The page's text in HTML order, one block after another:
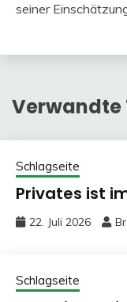
seiner
Verwandte
Schlagseite
Privates ist
22. Juli 2026
Schlagseite